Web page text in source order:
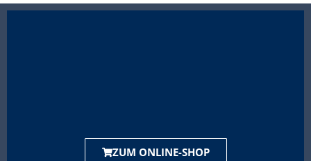
ZUM ONLINE-SHOP